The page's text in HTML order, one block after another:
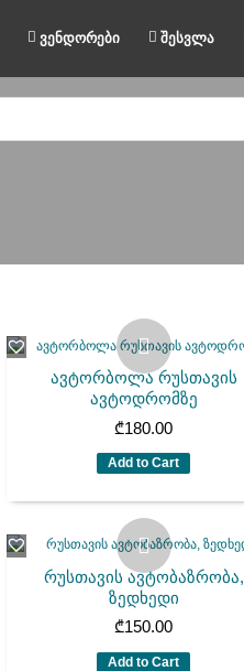
ვენდორები შესვლა
ავტორბოლა რუსთავის
ავტოდრომზე
₾180.00
Add to Cart
რუსთავის ავტობაზრობა,
ზედხედი
₾150.00
Add to Cart